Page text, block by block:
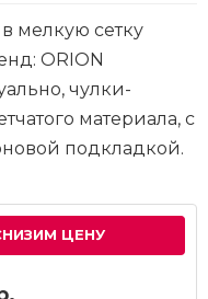
мелкую сетку
ORION
чулки-
материала, с
подкладкой.
ЦЕНУ